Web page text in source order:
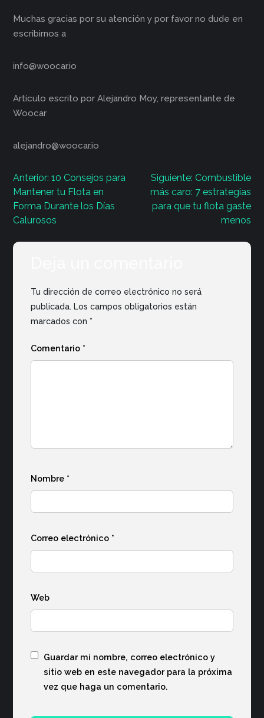
Muchas gracias por su atención y por favor no dude en
escribirnos a
info@woocar.io
Artículo escrito por Alejandro Moy, representante de
Woocar
alejandro@woocar.io
Navegación
de
entradas
Anterior: 10 Consejos para
Mantener tu Flota en
Forma Durante los Días
Calurosos
Siguiente: Combustible
más caro: 7 estrategias
para que tu flota gaste
menos
Tu dirección de correo electrónico no será
publicada. Los campos obligatorios están
marcados con*
Comentario *
Nombre *
Correo electrónico *
Web
Guardar mi nombre, correo electrónico y
sitio web en este navegador para la próxima
vez que haga un comentario.